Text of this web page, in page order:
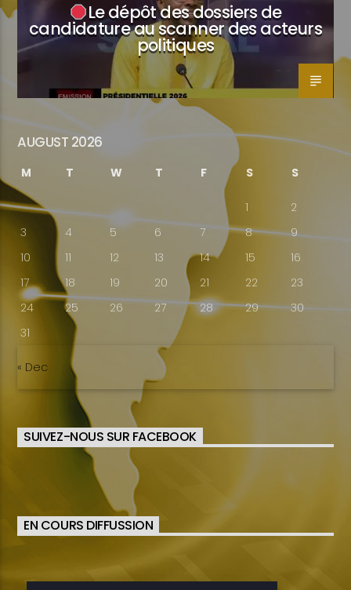
Le dépôt des dossiers de
candidature au scanner des acteurs
politiques
AUGUST 2026
M T W T F S S
1
2
3
4 5 6 7 8
9
10
11 12 13 14 15
16
17
18 19 20 21 22
23
24
25 26 27 28 29
30
31
« Dec
SUIVEZ-NOUS SUR FACEBOOK
EN COURS DIFFUSSION